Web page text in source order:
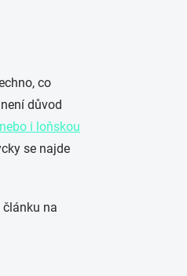
co
důvod
i loňskou
se najde
článku na